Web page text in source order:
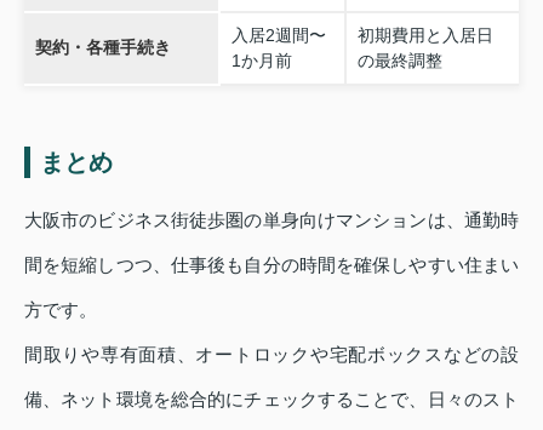
契約・各種手続き
入居2週間〜
1か月前
初期費用と入居日
の最終調整
まとめ
大阪市のビジネス街徒歩圏の単身向けマンションは、通勤時
間を短縮しつつ、仕事後も自分の時間を確保しやすい住まい
方です。
間取りや専有面積、オートロックや宅配ボックスなどの設
備、ネット環境を総合的にチェックすることで、日々のスト